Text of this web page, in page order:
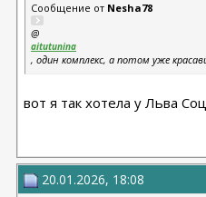
Сообщение от Nesha78
@
aitutunina
, один комплекс, а потом уже
вот я так хотела у Льва
20.01.2026, 18:08